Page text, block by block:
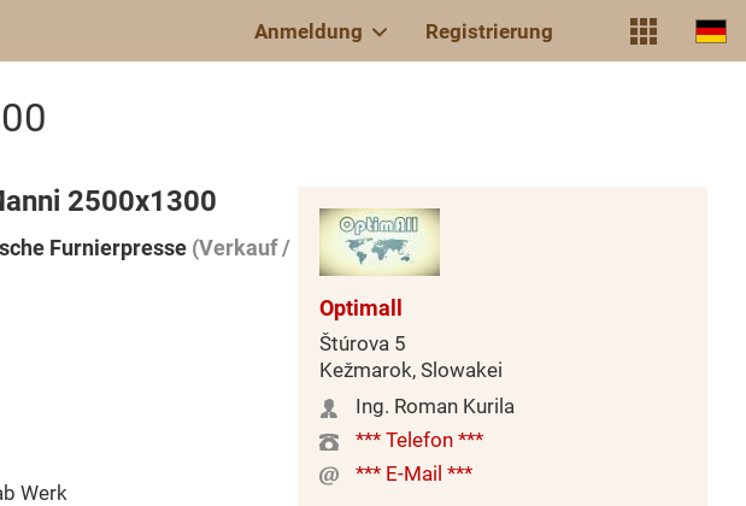
Anmeldung Registrierung
2500x1300
Furnierpresse (Verkauf /
Werk
Optimall
Štúrova 5
Kežmarok, Slowakei
Ing. Roman Kurila
*** Telefon ***
*** E-Mail ***